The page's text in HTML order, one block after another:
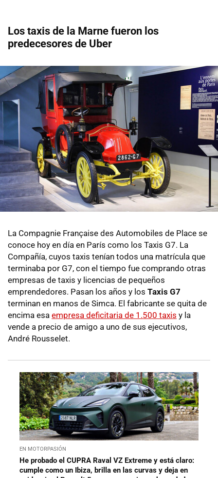
Los taxis de la Marne fueron los
predecesores de Uber
La Compagnie Française des Automobiles de Place se
conoce hoy en día en París como los Taxis G7. La
Compañía, cuyos taxis tenían todos una matrícula que
terminaba por G7, con el tiempo fue comprando otras
empresas de taxis y licencias de pequeños
emprendedores. Pasan los años y los Taxis G7
terminan en manos de Simca. El fabricante se quita de
encima esa empresa deficitaria de 1.500 taxis y la
vende a precio de amigo a uno de sus ejecutivos,
André Rousselet.
EN MOTORPASIÓN
He probado el CUPRA Raval VZ Extreme y está claro:
cumple como un Ibiza, brilla en las curvas y deja en